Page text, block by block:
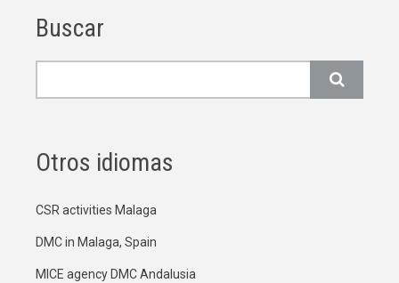
Buscar
Otros idiomas
CSR activities Malaga
DMC in Malaga, Spain
MICE agency DMC Andalusia